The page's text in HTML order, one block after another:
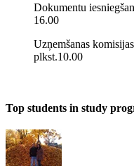
Dokumentu
16.00
Uzņemšanas
plkst.10.00
Top students in study